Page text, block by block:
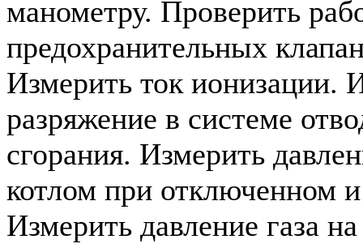
манометру. Проверить
предохранительных
Измерить ток ионизации.
разряжение в системе
сгорания. Измерить
котлом при отключенном
Измерить давление газа